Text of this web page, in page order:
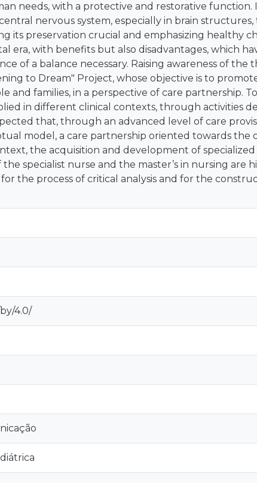
needs, with a protective and restorative function.
nervous system, especially in brain structures,
its preservation crucial and emphasizing healthy
era, with benefits but also disadvantages, which
of a balance necessary. Raising awareness of the
to Dream" Project, whose objective is to
and families, in a perspective of care partnership.
in different clinical contexts, through activities
that, through an advanced level of care
model, a care partnership oriented towards the
the acquisition and development of specialized
specialist nurse and the master’s in nursing are
the process of critical analysis and for the
4.0/